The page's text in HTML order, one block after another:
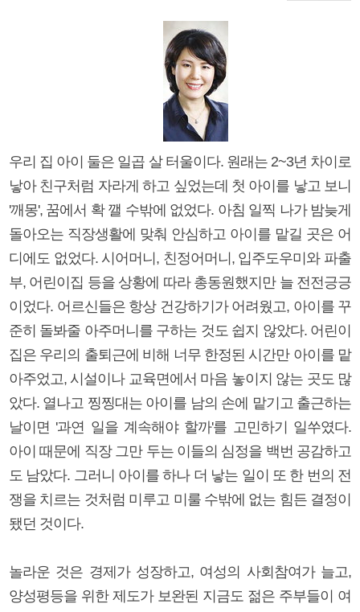
우리 집 아이 둘은 일곱 살 터울이다. 원래는 2~3년 차이로
낳아 친구처럼 자라게 하고 싶었는데 첫 아이를 낳고 보니
'깨몽', 꿈에서 확 깰 수밖에 없었다. 아침 일찍 나가 밤늦게
돌아오는 직장생활에 맞춰 안심하고 아이를 맡길 곳은 어
디에도 없었다. 시어머니, 친정어머니, 입주도우미와 파출
부, 어린이집 등을 상황에 따라 총동원했지만 늘 전전긍긍
이었다. 어르신들은 항상 건강하기가 어려웠고, 아이를 꾸
준히 돌봐줄 아주머니를 구하는 것도 쉽지 않았다. 어린이
집은 우리의 출퇴근에 비해 너무 한정된 시간만 아이를 맡
아주었고, 시설이나 교육면에서 마음 놓이지 않는 곳도 많
았다. 열나고 찡찡대는 아이를 남의 손에 맡기고 출근하는
날이면 '과연 일을 계속해야 할까'를 고민하기 일쑤였다.
아이 때문에 직장 그만 두는 이들의 심정을 백번 공감하고
도 남았다. 그러니 아이를 하나 더 낳는 일이 또 한 번의 전
쟁을 치르는 것처럼 미루고 미룰 수밖에 없는 힘든 결정이
됐던 것이다.
놀라운 것은 경제가 성장하고, 여성의 사회참여가 늘고,
양성평등을 위한 제도가 보완된 지금도 젊은 주부들이 여